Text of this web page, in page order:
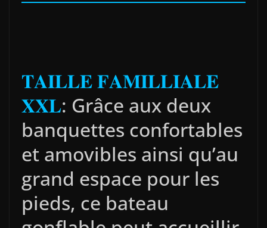
𝐓𝐀𝐈𝐋𝐋𝐄 𝐅𝐀𝐌𝐈𝐋𝐋𝐈𝐀𝐋𝐄
𝐗𝐗𝐋: Grâce aux deux
banquettes confortables
et amovibles ainsi qu’au
grand espace pour les
pieds, ce bateau